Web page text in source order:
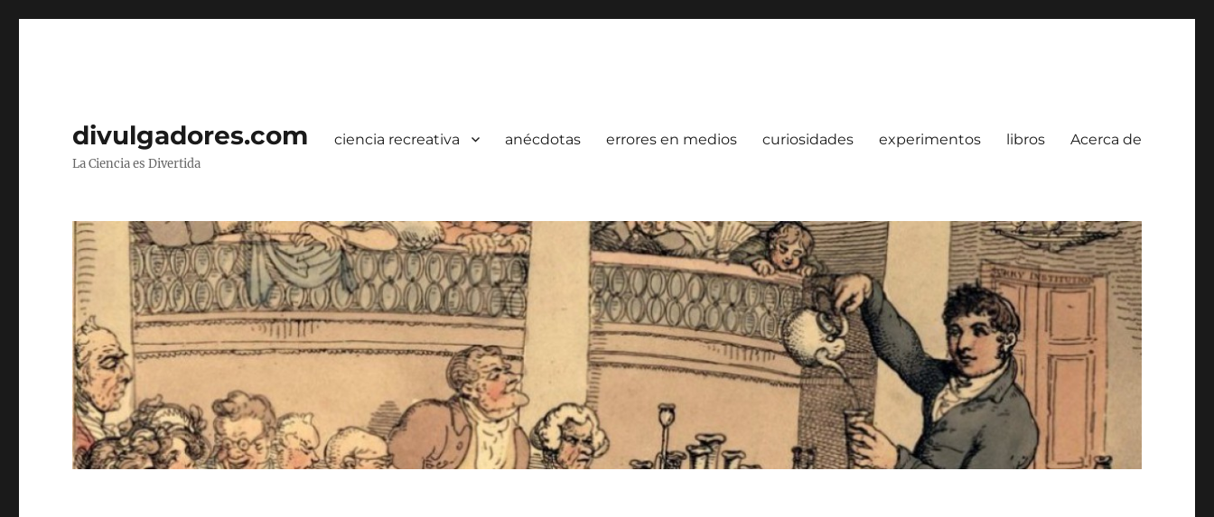
divulgadores.com
La Ciencia es Divertida
ciencia recreativa anécdotas errores en medios curiosidades experimentos libros Acerca de